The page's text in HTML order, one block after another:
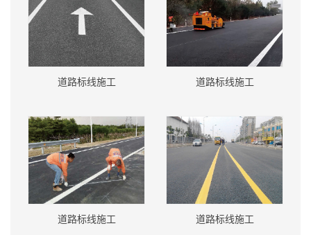
道路标线施工 道路标线施工
道路标线施工 道路标线施工